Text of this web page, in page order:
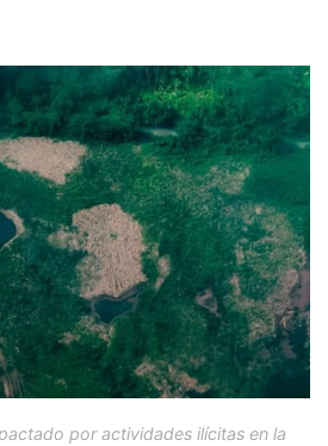
por actividades ilícitas en la